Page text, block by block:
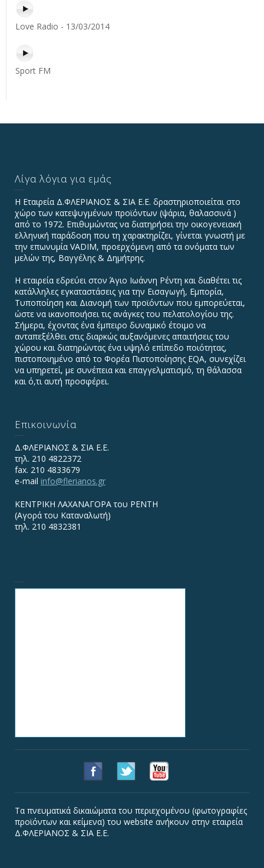
Love Radio - 13/03/2014
Sport FM
Λίγα λόγια για εμάς
Η Εταιρεία Δ.ΦΛΕΡΙΑΝΟΣ & ΣΙΑ Ε.Ε. δραστηριοποιείται στο
χώρο των κατεψυγμένων προϊόντων (ψάρια, θαλασσινά )
από το 1972. Επιθυμώντας να διατηρήσει την οικογενειακή
ελληνική παράδοση που τη χαρακτηρίζει, γίνεται γνωστή με
την επωνυμία VADIΜ, προερχόμενη από τα ονόματα των
μελών της, Βαγγέλης & Δημήτρης.
Η εταιρεία εδρεύει στον Άγιο Ιωάννη Ρέντη και διαθέτει τις
κατάλληλες εγκαταστάσεις για την Εισαγωγή, Εμπορία,
Τυποποίηση και Διανομή των προϊόντων που εμπορεύεται,
ώστε να ικανοποιήσει τις ανάγκες του πελατολογίου της.
Σήμερα, έχοντας ένα έμπειρο δυναμικό έτοιμο να
ανταπεξέλθει στις διαρκώς αυξανόμενες απαιτήσεις του
χώρου και διατηρώντας ένα υψηλό επίπεδο ποιότητας,
πιστοποιημένο από το Φορέα Πιστοποίησης EQA, συνεχίζει
να υπηρετεί, με συνέπεια και επαγγελματισμό, τη θάλασσα
και ό,τι αυτή προσφέρει.
Επικοινωνία
Δ.ΦΛΕΡΙΑΝΟΣ & ΣΙΑ Ε.Ε.
τηλ. 210 4822372
fax. 210 4833679
e-mail info@flerianos.gr
ΚΕΝΤΡΙΚΗ ΛΑΧΑΝΑΓΟΡΑ του ΡΕΝΤΗ
(Αγορά του Καταναλωτή)
τηλ. 210 4832381
Τα πνευματικά δικαιώματα του περιεχομένου (φωτογραφίες
προϊόντων και κείμενα) του website ανήκουν στην εταιρεία
Δ.ΦΛΕΡΙΑΝΟΣ & ΣΙΑ Ε.Ε.